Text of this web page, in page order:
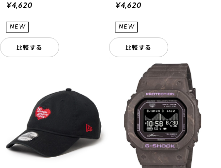
¥4,620
比較する
¥4,620
比較する